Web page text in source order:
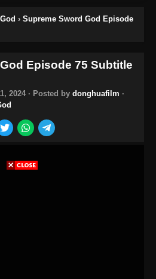
› Supreme Sword God Episode
Episode 75 Subtitle
2024 · Posted by donghuafilm ·